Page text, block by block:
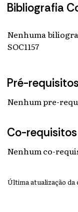
Bibliografia
Nenhuma
SOC1157
Pré-requisitos
Nenhum pre-
Co-requisitos
Nenhum co-
Última atualização da